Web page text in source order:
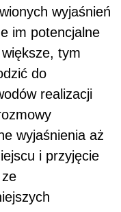
wyjaśnień
im potencjalne
tym
do
realizacji
wyjaśnienia aż
i przyjęcie